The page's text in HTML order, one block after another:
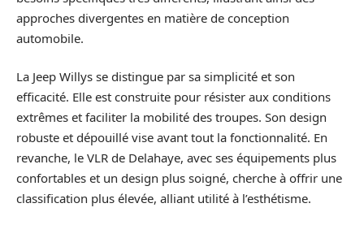
approches divergentes en matière de conception
automobile.
La Jeep Willys se distingue par sa simplicité et son
efficacité. Elle est construite pour résister aux conditions
extrêmes et faciliter la mobilité des troupes. Son design
robuste et dépouillé vise avant tout la fonctionnalité. En
revanche, le VLR de Delahaye, avec ses équipements plus
confortables et un design plus soigné, cherche à offrir une
classification plus élevée, alliant utilité à l’esthétisme.